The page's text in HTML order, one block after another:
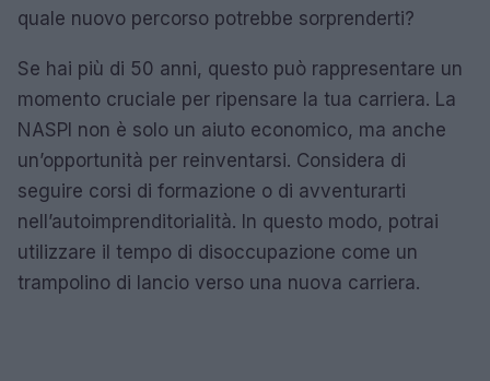
quale nuovo percorso potrebbe sorprenderti?
Se hai più di 50 anni, questo può rappresentare un
momento cruciale per ripensare la tua carriera. La
NASPI non è solo un aiuto economico, ma anche
un’opportunità per reinventarsi. Considera di
seguire corsi di formazione o di avventurarti
nell’autoimprenditorialità. In questo modo, potrai
utilizzare il tempo di disoccupazione come un
trampolino di lancio verso una nuova carriera.